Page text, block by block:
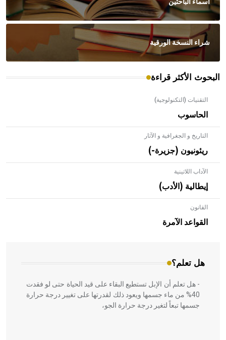
شراء النسخة الورقية
البحوث الأكثر قراءة
التقنيات (التكنولوجية)
الحاسوب
التاريخ و الجغرافية و الآثار
ريئونيون (جزيرة-)
الآداب اللاتينية
إيطالية (الأدب)
القانون
القواعد الآمرة
هل تعلم؟
- هل تعلم أن الأبلق نوع من الفنون الهندسية التي ارتبطت
بالعمارة الإسلامية في بلاد الشام ومصر خاصة، حيث يحرص
المعمار على بناء مداميكه وخاصة في الواجهات
- هل تعلم أن الإبل تستطيع البقاء على قيد الحياة حتى لو فقدت
40% من ماء جسمها ويعود ذلك لقدرتها على تغيير درجة حرارة
جسمها تبعاً لتغير درجة حرارة الجو،